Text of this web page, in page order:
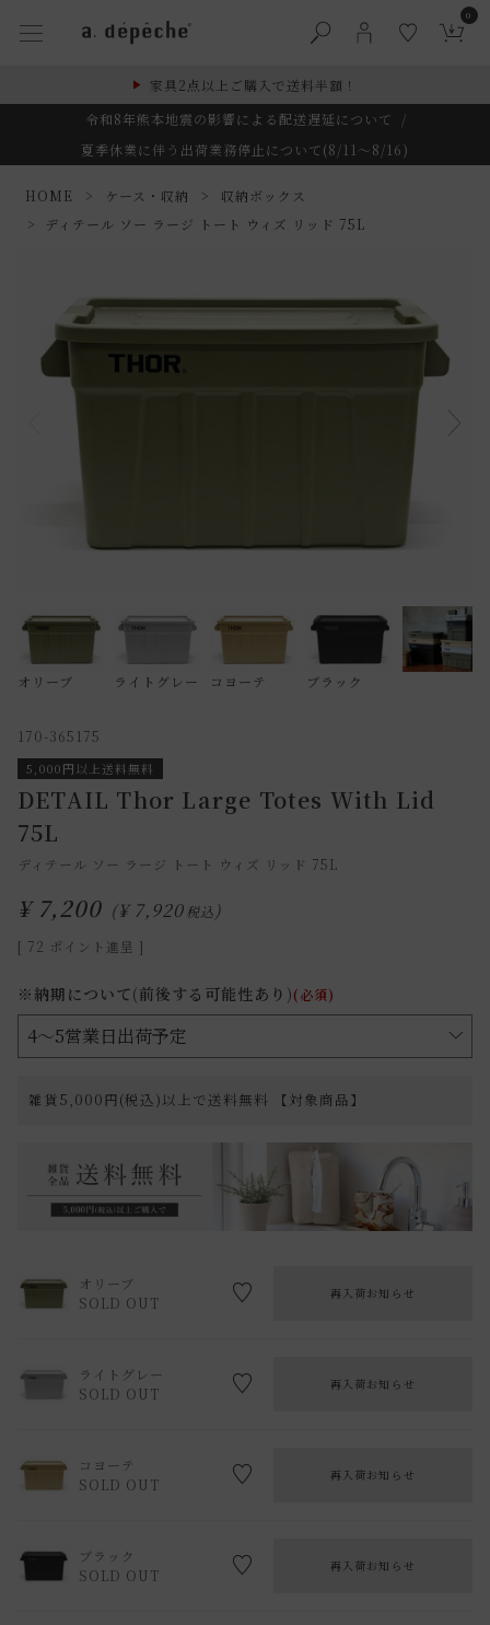
0
家具2点以上ご購入で送料半額！
令和8年熊本地震の影響による配送遅延について
/
夏季休業に伴う出荷業務停止について(8/11～8/16)
HOME ケース・収納
収納ボックス
ディテール ソー ラージ トート ウィズ リッド 75L
オリーブ ライトグレー コヨーテ ブラック
170-365175
5,000円以上送料無料
DETAIL Thor Large Totes With Lid
75L
ディテール ソー ラージ トート ウィズ リッド 75L
¥ 7,200 ¥ 7,920税込
[ 72 ポイント進呈 ]
※納期について(前後する可能性あり)(必須)
雑貨5,000円(税込)以上で送料無料 【対象商品】
オリーブ
SOLD OUT
再入荷お知らせ
ライトグレー
SOLD OUT
再入荷お知らせ
コヨーテ
SOLD OUT
再入荷お知らせ
ブラック
SOLD OUT
再入荷お知らせ